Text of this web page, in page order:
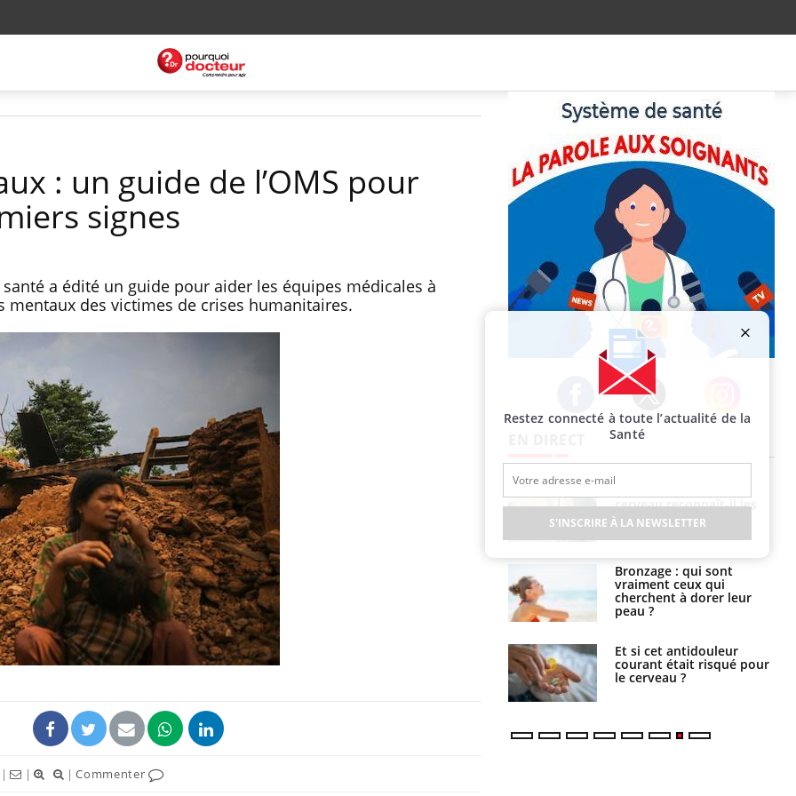
: un guide de l’OMS pour
signes
a édité un guide pour aider les équipes médicales à
mentaux des victimes de crises humanitaires.
| | |Commenter
Facebook Twitter Instagram
TDAH : quel est ce
traitement autorisé aux
États-Unis ?
Cerveau : le mystère de la
"madeleine de Proust"
enfin expliqué
Intolérance au gluten : les
nouvelles
cerveau reconnaît-il les
visages autrement ?
Bronzage : qui sont
vraiment ceux qui
cherchent à dorer leur
peau ?
Et si cet antidouleur
courant était risqué pour
le cerveau ?
Restez connecté à toute l’actualité de la
Santé
S'INSCRIRE À LA NEWSLETTER